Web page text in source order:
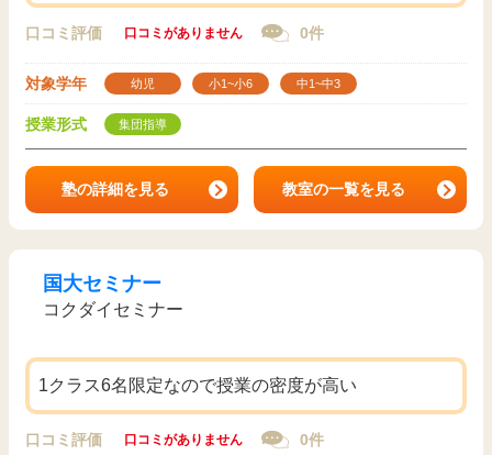
口コミ評価 口コミがありません 0件
対象学年 幼児 小1~小6 中1~中3
授業形式 集団指導
塾の詳細を見る 教室の一覧を見る
国大セミナー
コクダイセミナー
1クラス6名限定なので授業の密度が高い
口コミ評価 口コミがありません 0件